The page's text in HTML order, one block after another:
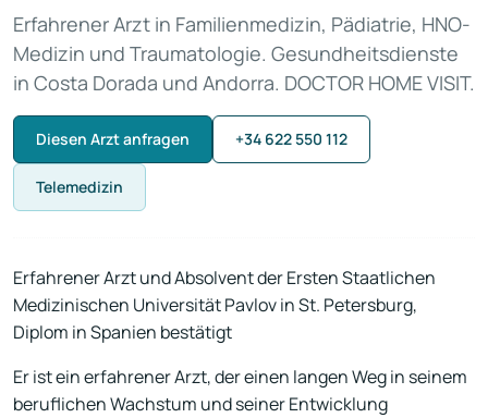
Erfahrener Arzt in Familienmedizin, Pädiatrie, HNO-
Medizin und Traumatologie. Gesundheitsdienste
in Costa Dorada und Andorra. DOCTOR HOME VISIT.
Diesen Arzt anfragen +34 622 550 112
Telemedizin
Erfahrener Arzt und Absolvent der Ersten Staatlichen
Medizinischen Universität Pavlov in St. Petersburg,
Diplom in Spanien bestätigt
Er ist ein erfahrener Arzt, der einen langen Weg in seinem
beruflichen Wachstum und seiner Entwicklung